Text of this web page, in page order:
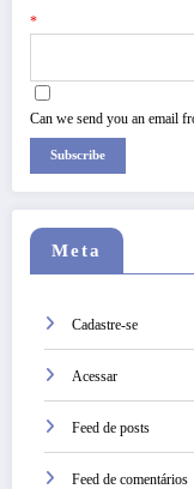
*
Can we send you an email
Subscribe
Meta
Cadastre-se
Acessar
Feed de posts
Feed de comentários